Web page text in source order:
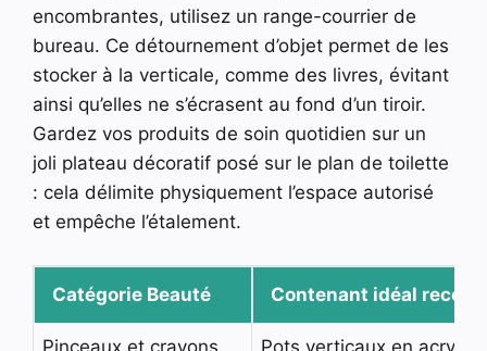
encombrantes, utilisez un range-courrier de
bureau. Ce détournement d’objet permet de les
stocker à la verticale, comme des livres, évitant
ainsi qu’elles ne s’écrasent au fond d’un tiroir.
Gardez vos produits de soin quotidien sur un
joli plateau décoratif posé sur le plan de toilette
: cela délimite physiquement l’espace autorisé
et empêche l’étalement.
Catégorie Beauté Contenant idéal
Pinceaux et crayons Pots verticaux en